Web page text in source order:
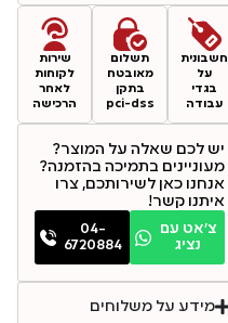
חשבונית
על
בגדי
עבודה
תשלום
מאובטח
בתקן
pci-dss
שירות
לקוחות
לאחר
הרכישה
יש לכם שאלה על המוצר?
מעוניינים בתמיכה בהזמנה?
אנחנו כאן לשירותכם, צרו
איתנו קשר!
צ׳אט עם
נציג
04-
6720884
מידע על משלוחים